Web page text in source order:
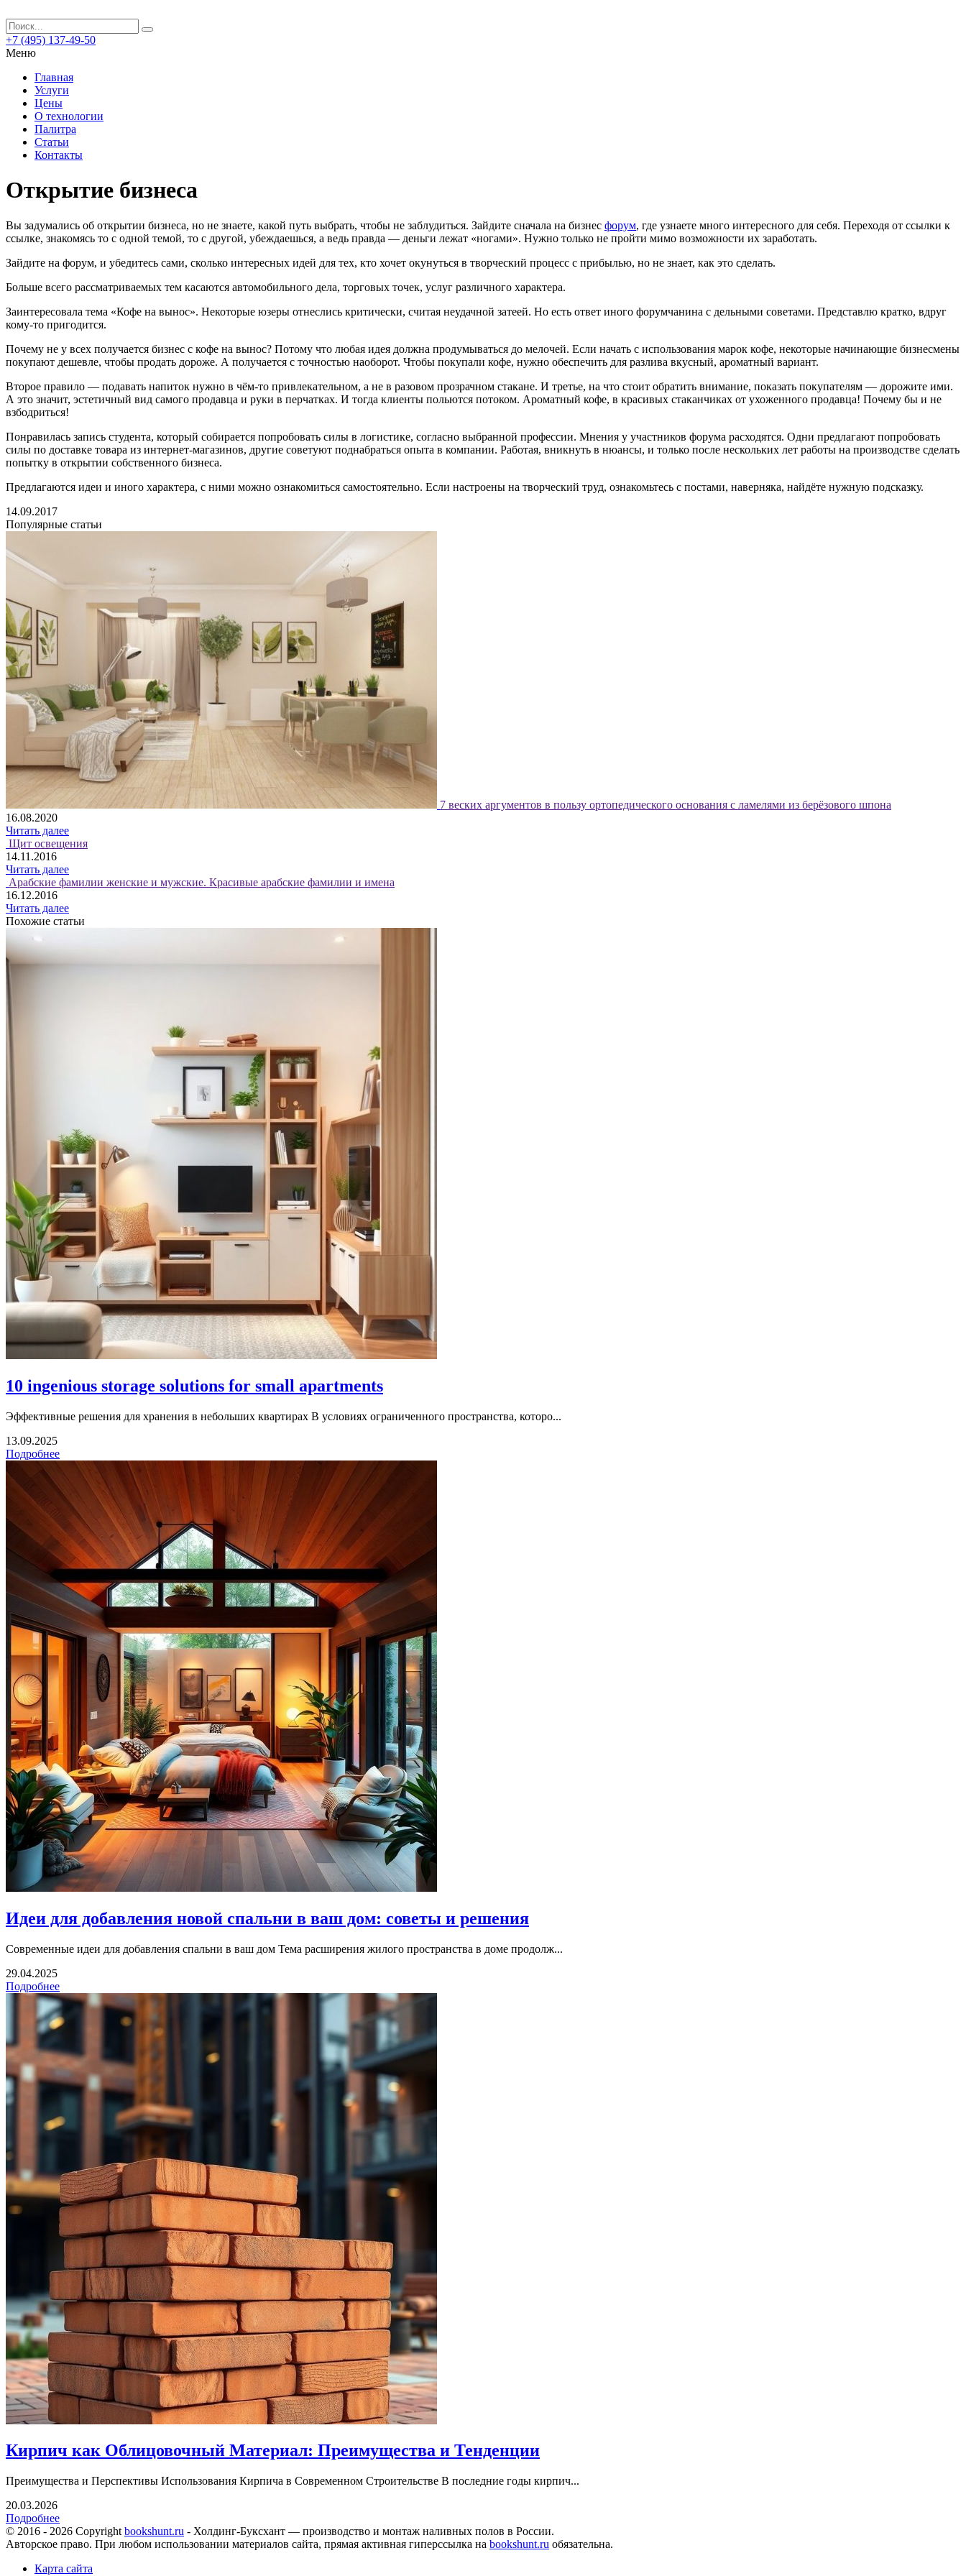
+7 (495) 137-49-50
Меню
Главная
Услуги
Цены
О технологии
Палитра
Статьи
Контакты
Открытие бизнеса
Вы задумались об открытии бизнеса, но не знаете, какой путь выбрать, чтобы не заблудиться. Зайдите сначала на бизнес форум, где узнаете много интересного для себя. Переходя от ссылки к
ссылке, знакомясь то с одной темой, то с другой, убеждаешься, а ведь правда — деньги лежат «ногами». Нужно только не пройти мимо возможности их заработать.
Зайдите на форум, и убедитесь сами, сколько интересных идей для тех, кто хочет окунуться в творческий процесс с прибылью, но не знает, как это сделать.
Больше всего рассматриваемых тем касаются автомобильного дела, торговых точек, услуг различного характера.
Заинтересовала тема «Кофе на вынос». Некоторые юзеры отнеслись критически, считая неудачной затеей. Но есть ответ иного форумчанина с дельными советами. Представлю кратко, вдруг
кому-то пригодится.
Почему не у всех получается бизнес с кофе на вынос? Потому что любая идея должна продумываться до мелочей. Если начать с использования марок кофе, некоторые начинающие бизнесмены
покупают дешевле, чтобы продать дороже. А получается с точностью наоборот. Чтобы покупали кофе, нужно обеспечить для разлива вкусный, ароматный вариант.
Второе правило — подавать напиток нужно в чём-то привлекательном, а не в разовом прозрачном стакане. И третье, на что стоит обратить внимание, показать покупателям — дорожите ими.
А это значит, эстетичный вид самого продавца и руки в перчатках. И тогда клиенты польются потоком. Ароматный кофе, в красивых стаканчиках от ухоженного продавца! Почему бы и не
взбодриться!
Понравилась запись студента, который собирается попробовать силы в логистике, согласно выбранной профессии. Мнения у участников форума расходятся. Одни предлагают попробовать
силы по доставке товара из интернет-магазинов, другие советуют поднабраться опыта в компании. Работая, вникнуть в нюансы, и только после нескольких лет работы на производстве сделать
попытку в открытии собственного бизнеса.
Предлагаются идеи и иного характера, с ними можно ознакомиться самостоятельно. Если настроены на творческий труд, ознакомьтесь с постами, наверняка, найдёте нужную подсказку.
14.09.2017
Популярные статьи
7 веских аргументов в пользу ортопедического основания с ламелями из берёзового шпона
16.08.2020
Читать далее
Щит освещения
14.11.2016
Читать далее
Арабские фамилии женские и мужские. Красивые арабские фамилии и имена
16.12.2016
Читать далее
Похожие статьи
10 ingenious storage solutions for small apartments
Эффективные решения для хранения в небольших квартирах В условиях ограниченного пространства, которо...
13.09.2025
Подробнее
Идеи для добавления новой спальни в ваш дом: советы и решения
Современные идеи для добавления спальни в ваш дом Тема расширения жилого пространства в доме продолж...
29.04.2025
Подробнее
Кирпич как Облицовочный Материал: Преимущества и Тенденции
Преимущества и Перспективы Использования Кирпича в Современном Строительстве В последние годы кирпич...
20.03.2026
Подробнее
© 2016 - 2026 Copyright bookshunt.ru - Холдинг-Буксхант — производство и монтаж наливных полов в России.
Авторское право. При любом использовании материалов сайта, прямая активная гиперссылка на bookshunt.ru обязательна.
Карта сайта